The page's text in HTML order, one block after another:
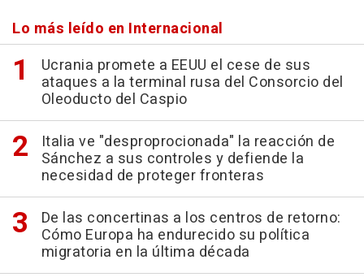
Lo más leído en Internacional
Ucrania promete a EEUU el cese de sus
ataques a la terminal rusa del Consorcio del
Oleoducto del Caspio
Italia ve "desproprocionada" la reacción de
Sánchez a sus controles y defiende la
necesidad de proteger fronteras
De las concertinas a los centros de retorno:
Cómo Europa ha endurecido su política
migratoria en la última década